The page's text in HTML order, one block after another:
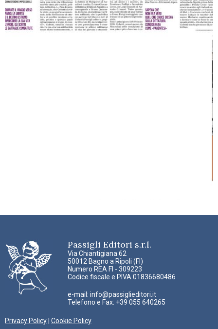
Passigli Editori s.r.l.
Via Chiantigiana 62
50012 Bagno a Ripoli (FI)
Numero REA FI - 309223
Codice fiscale e PIVA 01836680486
e-mail: info@passiglieditori.it
Telefono e Fax: +39 055 640265
Privacy Policy Cookie Policy